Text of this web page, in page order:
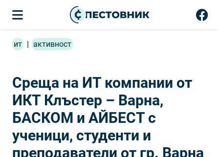
ит | активност
Среща на ИТ компании от
ИКТ Клъстер – Варна,
БАСКОМ и АЙБЕСТ с
ученици, студенти и
преподаватели от гр. Варна